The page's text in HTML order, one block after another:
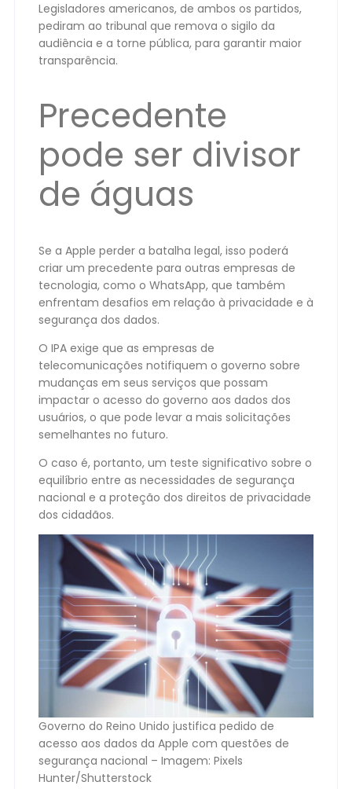
Legisladores americanos, de ambos os partidos,
pediram ao tribunal que remova o sigilo da
audiência e a torne pública, para garantir maior
transparência.
Precedente
pode ser divisor
de águas
Se a Apple perder a batalha legal, isso poderá
criar um precedente para outras empresas de
tecnologia, como o WhatsApp, que também
enfrentam desafios em relação à privacidade e à
segurança dos dados.
O IPA exige que as empresas de
telecomunicações notifiquem o governo sobre
mudanças em seus serviços que possam
impactar o acesso do governo aos dados dos
usuários, o que pode levar a mais solicitações
semelhantes no futuro.
O caso é, portanto, um teste significativo sobre o
equilíbrio entre as necessidades de segurança
nacional e a proteção dos direitos de privacidade
dos cidadãos.
Governo do Reino Unido justifica pedido de
acesso aos dados da Apple com questões de
segurança nacional – Imagem: Pixels
Hunter/Shutterstock